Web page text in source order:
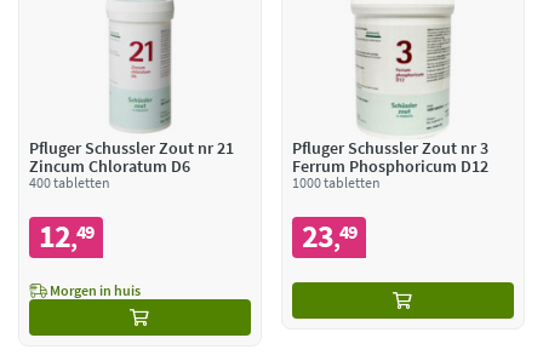
Pfluger Schussler Zout nr 21
Zincum Chloratum D6
400 tabletten
12,49
Morgen in huis
Pfluger Schussler Zout nr 3
Ferrum Phosphoricum D12
1000 tabletten
23,49